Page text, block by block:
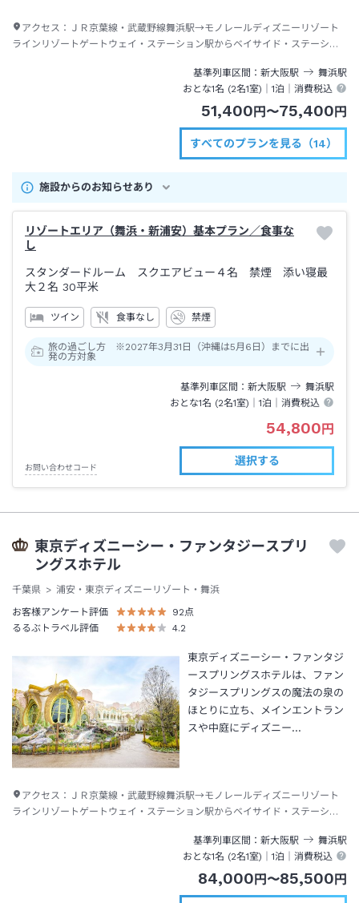
アクセス： ＪＲ京葉線・武蔵野線舞浜駅→モノレールディズニーリゾート
ラインリゾートゲートウェイ・ステーション駅からベイサイド・ステーショ
基準列車区間
新大阪駅 舞浜駅
おとな1名 (2名1室)｜1泊 ｜消費税込
51,400円〜75,400円
すべてのプランを見る（14）
施設からのお知らせあり
リゾートエリア（舞浜・新浦安）基本プラン／食事な
し
スタンダードルーム スクエアビュー４名 禁煙 添い寝最
大２名 30平米
ツイン 食事なし 禁煙
旅の過ごし方 ※2027年3月31日（沖縄は5月6日）までに出
発の方対象
基準列車区間 新大阪駅 舞浜駅
おとな1名 (2名1室)｜1泊 ｜消費税込
54,800円
お問い合わせコード
選択する
東京ディズニーシー・ファンタジースプリ
ングスホテル
千葉県
浦安・東京ディズニーリゾート・舞浜
お客様アンケート評価
92点
るるぶトラベル評価
4.2
東京ディズニーシー・ファンタジ
ースプリングスホテルは、ファン
タジースプリングスの魔法の泉の
ほとりに立ち、メインエントラン
スや中庭にディズニー…
アクセス： ＪＲ京葉線・武蔵野線舞浜駅→モノレールディズニーリゾート
ラインリゾートゲートウェイ・ステーション駅からベイサイド・ステーショ
基準列車区間
新大阪駅 舞浜駅
おとな1名 (2名1室)｜1泊 ｜消費税込
84,000円〜85,500円